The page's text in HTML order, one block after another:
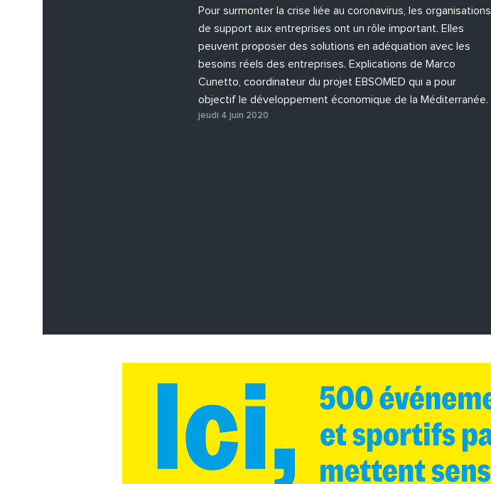
Pour surmonter la crise liée au coronavirus, les organisations
de support aux entreprises ont un rôle important. Elles
peuvent proposer des solutions en adéquation avec les
besoins réels des entreprises. Explications de Marco
Cunetto, coordinateur du projet EBSOMED qui a pour
objectif le développement économique de la Méditerranée.
jeudi 4 juin 2020